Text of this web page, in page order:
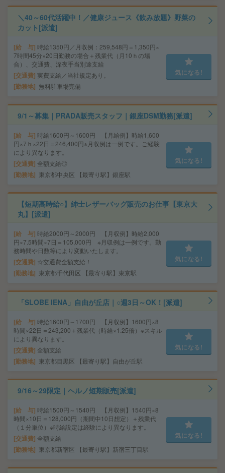
＼40～60代活躍中！／健康ジュース《飲み放題》野菜の
カット[派遣]
給 与 時給1350円／月収例：259,548円＝1,350円×
7時間45分×20日勤務の場合＋残業代（月10ｈの場
合）、交通費、深夜手当別途支給
交通費 実費支給／当社規定あり。
勤務地 無料駐車場完備
気になる!
9/1～募集｜PRADA販売スタッフ｜銀座DSM勤務[派遣]
給 与 時給1600円～1600円 【月給例】時給1,600
円×7ｈ×22日＝246,400円※月収例は一例です。ご経験
により異なります。
交通費 全額支給◎
勤務地 東京都中央区 【最寄り駅】銀座駅
気になる!
【短期高時給○】紳士レザーバッグ販売のお仕事【東京大
丸】[派遣]
給 与 時給2000円～2000円 【月収例】時給2,000
円×7.5時間×7日＝105,000円 ※月収例は一例です。勤
務時間や日数等により変動いたします。
交通費 ☆交通費全額支給！
勤務地 東京都千代田区 【最寄り駅】東京駅
気になる!
「SLOBE IENA」自由が丘店｜○週3日～OK！[派遣]
給 与 時給1600円～1700円 【月収例】1600円×8
時間×22日＝243,200＋残業代（時給×1.25倍）※スキル
により異なります。
交通費 全額支給
勤務地 東京都目黒区 【最寄り駅】自由が丘駅
気になる!
9/16～29限定｜ヘルノ短期販売[派遣]
給 与 時給1500円～1540円 【月収例】1540円×8
時間×10日＝128,000円（期間中10日想定）＋残業代
（１分単位）※時給設定は経験により異なります。
交通費 全額支給
勤務地 東京都新宿区 【最寄り駅】新宿三丁目駅
気になる!